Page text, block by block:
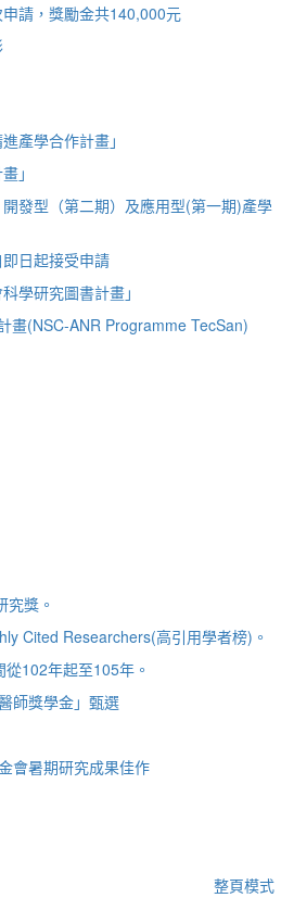
請，獎勵金共140,000元
產學合作計畫」
」
發型（第二期）及應用型(第一期)產學
日起接受申請
學研究圖書計畫」
畫(NSC-ANR Programme TecSan)
獎。
Cited Researchers(高引用學者榜)。
102年起至105年。
師獎學金」甄選
會暑期研究成果佳作
整頁模式